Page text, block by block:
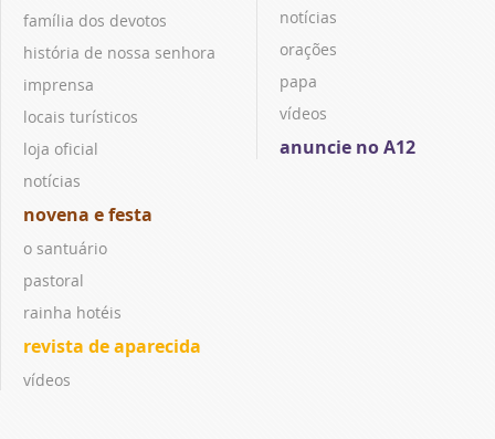
família dos devotos
história de nossa senhora
imprensa
locais turísticos
loja oficial
notícias
novena e festa
o santuário
pastoral
rainha hotéis
revista de aparecida
vídeos
notícias
orações
papa
vídeos
anuncie no A12